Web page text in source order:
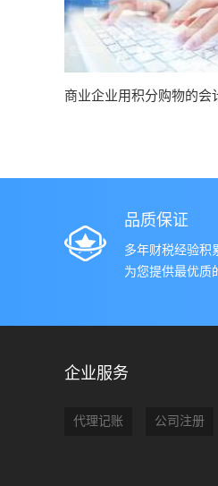
商业企业用积分购物的会
品质保证
多年财税经验积
为您提供最优质
企业服务
代理记账 公司注册